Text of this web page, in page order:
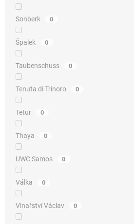
Sonberk 0
Špalek 0
Taubenschuss 0
Tenuta di Trinoro 0
Tetur 0
Thaya 0
UWC Samos 0
Válka 0
Vinařství Václav 0